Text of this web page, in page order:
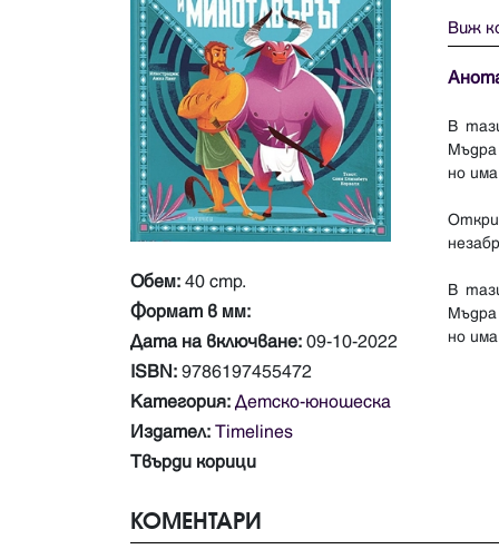
Обем: 40 стр.
Формат в мм:
Дата на включване: 09-10-2022
ISBN: 9786197455472
Категория: Детско-юношеска
Издател: Timelines
Твърди корици
Виж
В
но
В
КОМЕНТАРИ